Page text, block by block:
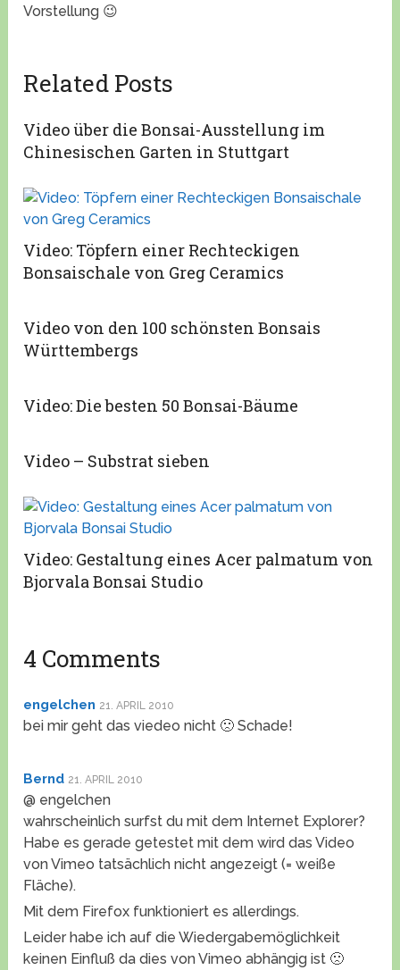
Vorstellung 😉
Related Posts
Video über die Bonsai-Ausstellung im
Chinesischen Garten in Stuttgart
Video: Töpfern einer Rechteckigen
Bonsaischale von Greg Ceramics
Video von den 100 schönsten Bonsais
Württembergs
Video: Die besten 50 Bonsai-Bäume
Video – Substrat sieben
Video: Gestaltung eines Acer palmatum von
Bjorvala Bonsai Studio
4 Comments
engelchen 21. APRIL 2010
bei mir geht das viedeo nicht 🙁 Schade!
Bernd 21. APRIL 2010
@ engelchen
wahrscheinlich surfst du mit dem Internet Explorer?
Habe es gerade getestet mit dem wird das Video
von Vimeo tatsächlich nicht angezeigt (= weiße
Fläche).
Mit dem Firefox funktioniert es allerdings.
Leider habe ich auf die Wiedergabemöglichkeit
keinen Einfluß da dies von Vimeo abhängig ist 🙁